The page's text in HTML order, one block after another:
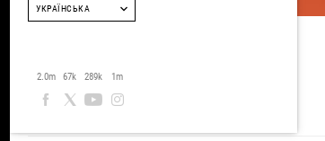
УКРАЇНСЬКА
2.0m 67k 289k 1m
Тренувальна форма